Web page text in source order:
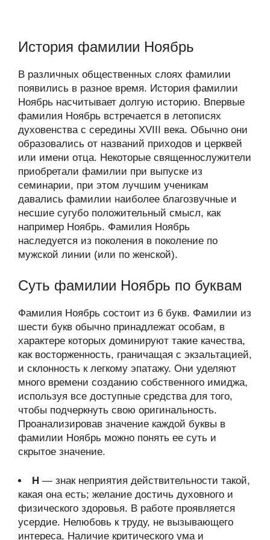
История фамилии Ноябрь
В различных общественных слоях фамилии
появились в разное время. История фамилии
Ноябрь насчитывает долгую историю. Впервые
фамилия Ноябрь встречается в летописях
духовенства с середины XVIII века. Обычно они
образовались от названий приходов и церквей
или имени отца. Некоторые священнослужители
приобретали фамилии при выпуске из
семинарии, при этом лучшим ученикам
давались фамилии наиболее благозвучные и
несшие сугубо положительный смысл, как
например Ноябрь. Фамилия Ноябрь
наследуется из поколения в поколение по
мужской линии (или по женской).
Суть фамилии Ноябрь по буквам
Фамилия Ноябрь состоит из 6 букв. Фамилии из
шести букв обычно принадлежат особам, в
характере которых доминируют такие качества,
как восторженность, граничащая с экзальтацией,
и склонность к легкому эпатажу. Они уделяют
много времени созданию собственного имиджа,
используя все доступные средства для того,
чтобы подчеркнуть свою оригинальность.
Проанализировав значение каждой буквы в
фамилии Ноябрь можно понять ее суть и
скрытое значение.
Н — знак неприятия действительности такой,
какая она есть; желание достичь духовного и
физического здоровья. В работе проявляется
усердие. Нелюбовь к труду, не вызывающего
интереса. Наличие критического ума и